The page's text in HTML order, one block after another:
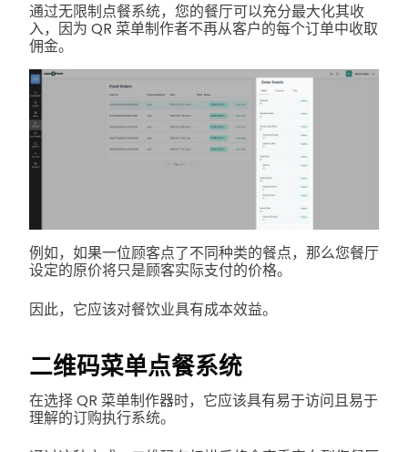
通过无限制点餐系统，您的餐厅可以充分最大化其收
入，因为 QR 菜单制作者不再从客户的每个订单中收取
佣金。
例如，如果一位顾客点了不同种类的餐点，那么您餐厅
设定的原价将只是顾客实际支付的价格。
因此，它应该对餐饮业具有成本效益。
二维码菜单点餐系统
在选择 QR 菜单制作器时，它应该具有易于访问且易于
理解的订购执行系统。